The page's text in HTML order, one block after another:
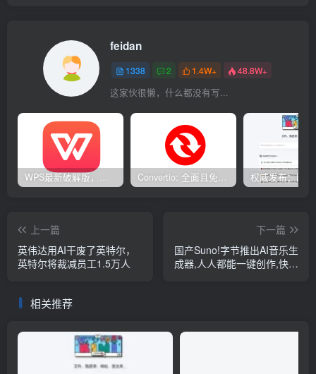
feidan
1338 2 1.4W+ 48.8W+
这家伙很懒，什么都没有写...
上一篇
英伟达用AI干废了英特尔，
英特尔将裁减员工1.5万人
下一篇
国产Suno!字节推出AI音乐生
成器,人人都能一键创作,快来
相关推荐